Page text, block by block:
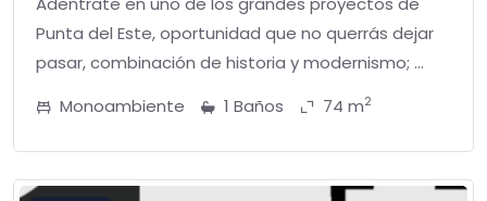
Punta del Este, oportunidad que no querrás dejar
pasar, combinación de historia y modernismo; ...
Monoambiente
1 Baños 74 m2